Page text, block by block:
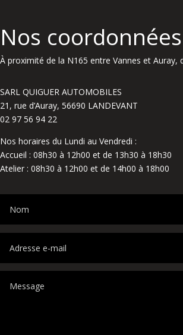
Nos coordonnées
À proximité de la N165 entre Vannes et Auray,
SARL QUIGUER AUTOMOBILES
21, rue d’Auray, 56690 LANDEVANT
02 97 56 94 22
Nos horaires du Lundi au Vendredi :
Accueil : 08h30 à 12h00 et de 13h30 à 18h30
Atelier : 08h30 à 12h00 et de 14h00 à 18h00